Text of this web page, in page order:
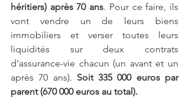
héritiers) après 70 ans. Pour ce faire, ils
vont vendre un de leurs biens
immobiliers et verser toutes leurs
liquidités sur deux contrats
d'assurance-vie chacun (un avant et un
après 70 ans). Soit 335 000 euros par
parent (670 000 euros au total).